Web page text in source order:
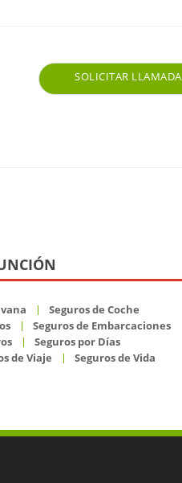
SOLICITAR LLAMADA
Seguros de Coche
Seguros de Embarcaciones
Seguros por Días
de Viaje Seguros de Vida